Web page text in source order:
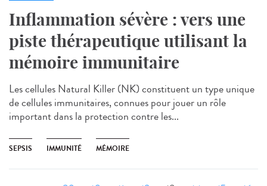
Inflammation sévère : vers une
piste thérapeutique utilisant la
mémoire immunitaire
Les cellules Natural Killer (NK) constituent un type unique
de cellules immunitaires, connues pour jouer un rôle
important dans la protection contre les...
SEPSIS IMMUNITÉ MÉMOIRE